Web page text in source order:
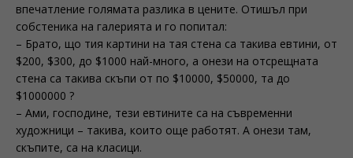
впечатление голямата разлика в цените. Отишъл при
собстеника на галерията и го попитал:
– Брато, що тия картини на тая стена са такива евтини, от
$200, $300, до $1000 най-много, а онези на отсрещната
стена са такива скъпи от по $10000, $50000, та до
$1000000 ?
– Ами, господине, тези евтините са на съвременни
художници – такива, които още работят. А онези там,
скъпите, са на класици.